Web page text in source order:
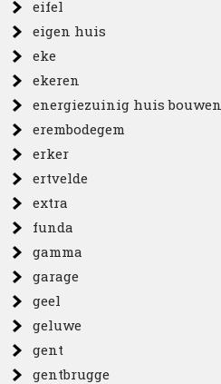
eifel
eigen huis
eke
ekeren
energiezuinig huis bouwen
erembodegem
erker
ertvelde
extra
funda
gamma
garage
geel
geluwe
gent
gentbrugge